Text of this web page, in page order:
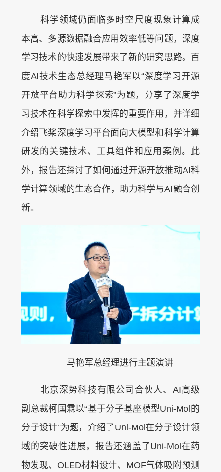
科学领域仍面临多时空尺度现象计算成
本高、多源数据融合应用效率低等问题，深度
学习技术的快速发展带来了新的研究思路。百
度AI技术生态总经理马艳军以“深度学习开源
开放平台助力科学探索”为题，分享了深度学
习技术在科学探索中发挥的重要作用，并详细
介绍飞桨深度学习平台面向大模型和科学计算
研发的关键技术、工具组件和应用案例。此
外，报告还探讨了如何通过开源开放推动AI科
学计算领域的生态合作，助力科学与AI融合创
新。
马艳军总经理进行主题演讲
北京深势科技有限公司合伙人、AI高级
副总裁柯国霖以“基于分子基座模型Uni-Mol的
分子设计”为题，介绍了Uni-Mol在分子设计领
域的突破性进展，报告还涵盖了Uni-Mol在药
物发现、OLED材料设计、MOF气体吸附预测